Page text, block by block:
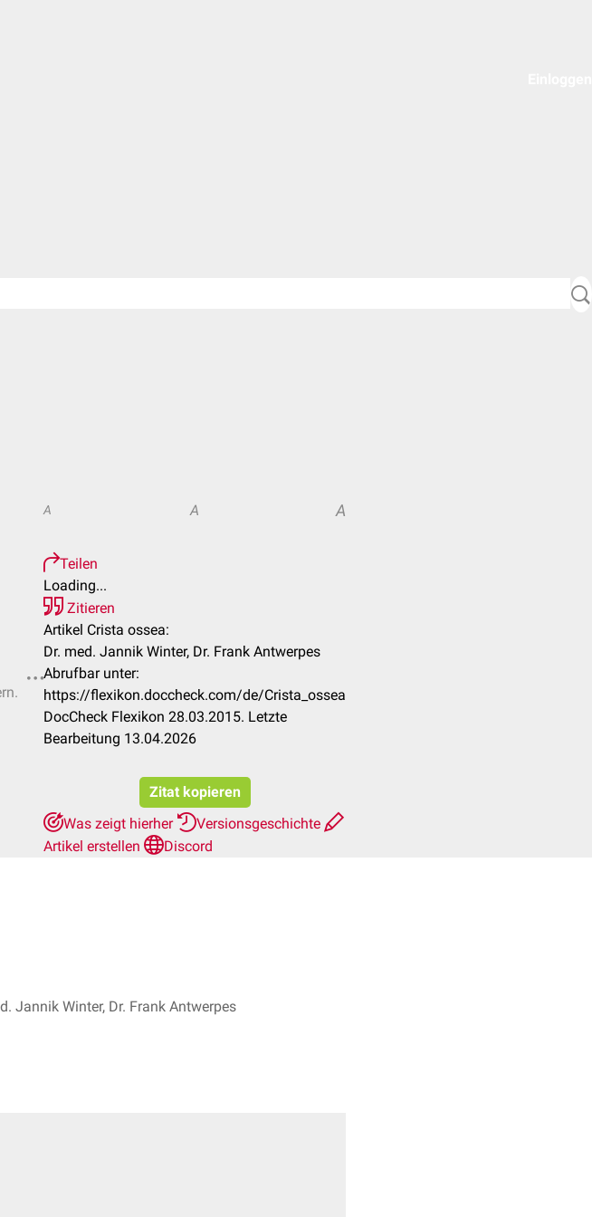
A A A
Teilen
Loading...
Zitieren
Artikel Crista ossea:
Dr. med. Jannik Winter, Dr. Frank Antwerpes
Abrufbar unter:
https://flexikon.doccheck.com/de/Crista_ossea
DocCheck Flexikon 28.03.2015. Letzte
Bearbeitung 13.04.2026
Zitat kopieren
Was zeigt hierher
Versionsgeschichte
Artikel erstellen
Discord
Jannik Winter, Dr. Frank Antwerpes